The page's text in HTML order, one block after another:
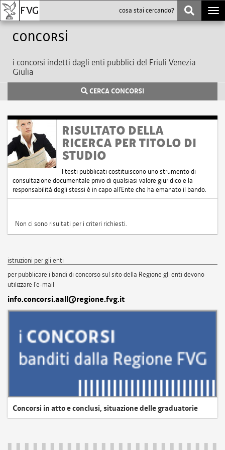
Concorsi
i concorsi indetti dagli enti pubblici del Friuli Venezia
Giulia
CERCA CONCORSI
RISULTATO DELLA
RICERCA PER TITOLO DI
STUDIO
I testi pubblicati costituiscono uno strumento di
consultazione documentale privo di qualsiasi valore giuridico e la
responsabilità degli stessi è in capo all'Ente che ha emanato il bando.
Non ci sono risultati per i criteri richiesti.
istruzioni per gli enti
per pubblicare i bandi di concorso sul sito della Regione gli enti devono
utilizzare l'e-mail
info.concorsi.aall@regione.fvg.it
Concorsi in atto e conclusi, situazione delle graduatorie